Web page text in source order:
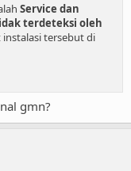
Service dan
terdeteksi oleh
instalasi tersebut di
gmn?